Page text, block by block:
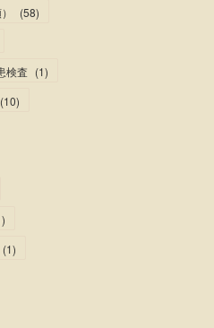
(58)
検査 (1)
(10)
)
(1)